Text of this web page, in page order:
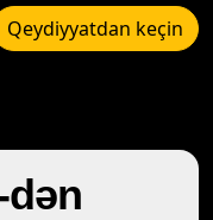
Qeydiyyatdan keçin